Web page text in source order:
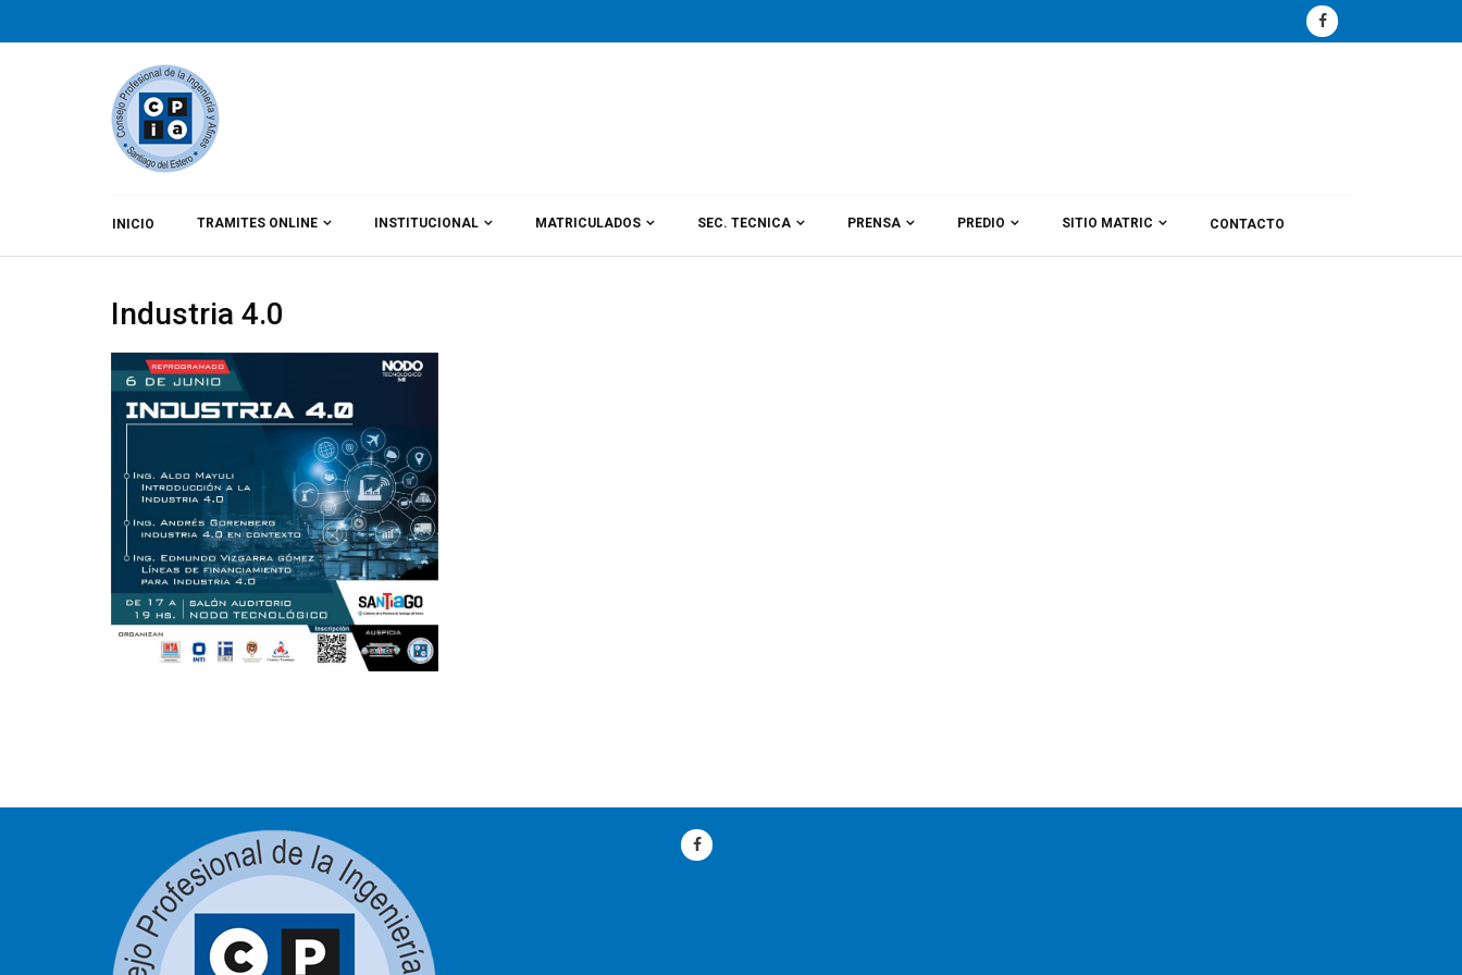
INICIO TRAMITES ONLINE INSTITUCIONAL MATRICULADOS SEC. TECNICA PRENSA PREDIO SITIO MATRIC CONTACTO
ByCPIA Category: Noticias
Industria 4.0